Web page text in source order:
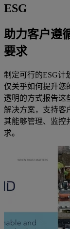
ESG
助力客户遵
要求
制定可行的ESG计
仅关乎如何提升您
透明的方式报告这
解决方案，支持客
其能够管理、监控
求。